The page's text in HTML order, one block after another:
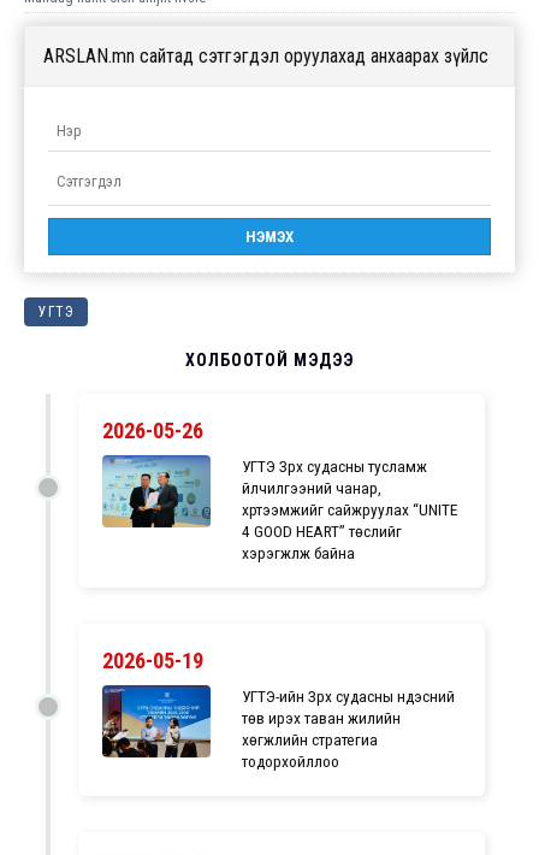
ARSLAN.mn сайтад сэтгэгдэл оруулахад анхаарах зүйлс
УГТЭ
ХОЛБООТОЙ МЭДЭЭ
2026-05-26
УГТЭ Зүрх судасны тусламж
үйлчилгээний чанар,
хүртээмжийг сайжруулах “UNITE
4 GOOD HEART” төслийг
хэрэгжүүлж байна
2026-05-19
УГТЭ-ийн Зүрх судасны үндэсний
төв ирэх таван жилийн
хөгжлийн стратегиа
тодорхойллоо